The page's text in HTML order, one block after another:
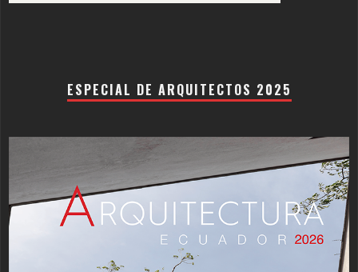
ESPECIAL DE ARQUITECTOS 2025